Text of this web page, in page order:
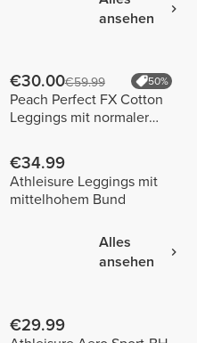
ansehen
€30.00€59.99 50%
Peach Perfect FX Cotton
Leggings mit normaler
€34.99
Athleisure Leggings mit
mittelhohem Bund
Alles
ansehen
€29.99